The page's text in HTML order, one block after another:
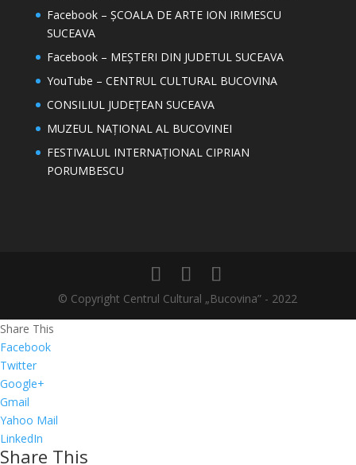
Facebook – ȘCOALA DE ARTE ION IRIMESCU
SUCEAVA
Facebook – MEȘTERI DIN JUDETUL SUCEAVA
YouTube – CENTRUL CULTURAL BUCOVINA
CONSILIUL JUDEȚEAN SUCEAVA
MUZEUL NAȚIONAL AL BUCOVINEI
FESTIVALUL INTERNAȚIONAL CIPRIAN
PORUMBESCU
© Copyright Centrul Cultural „Bucovina” - 2022
Share This
Facebook
Twitter
Google+
Gmail
Yahoo Mail
LinkedIn
Share This